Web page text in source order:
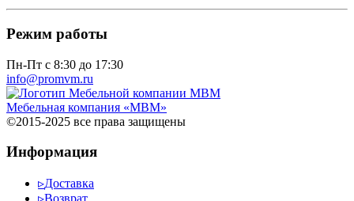
Режим работы
Пн-Пт с 8:30 до 17:30
info@promvm.ru
Мебельная компания «МВМ»
©2015-2025 все права защищены
Информация
▹Доставка
▹Возврат